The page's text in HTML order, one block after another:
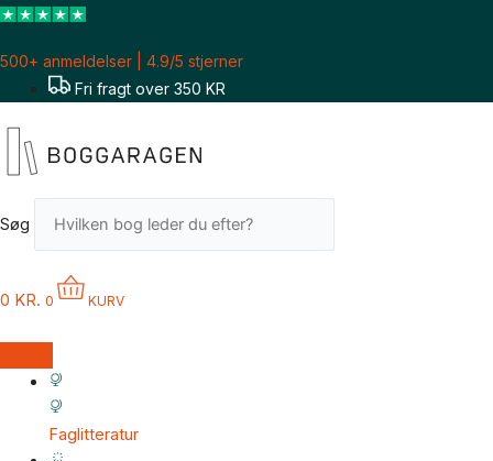
Gå
indholdet
500+ anmeldelser | 4.9/5 stjerner
Fri fragt over 350 KR
Søg
0 KR. 0 KURV
Faglitteratur